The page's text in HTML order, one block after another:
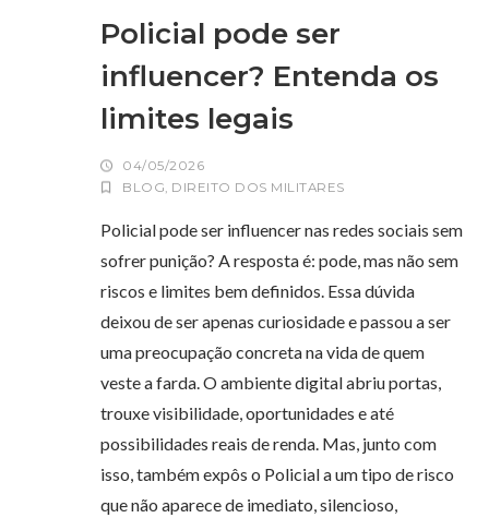
Policial pode ser
influencer? Entenda os
limites legais
04/05/2026
BLOG, DIREITO DOS MILITARES
Policial pode ser influencer nas redes sociais sem
sofrer punição? A resposta é: pode, mas não sem
riscos e limites bem definidos. Essa dúvida
deixou de ser apenas curiosidade e passou a ser
uma preocupação concreta na vida de quem
veste a farda. O ambiente digital abriu portas,
trouxe visibilidade, oportunidades e até
possibilidades reais de renda. Mas, junto com
isso, também expôs o Policial a um tipo de risco
que não aparece de imediato, silencioso,